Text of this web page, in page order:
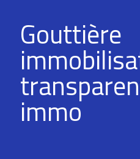
Gouttière
immo